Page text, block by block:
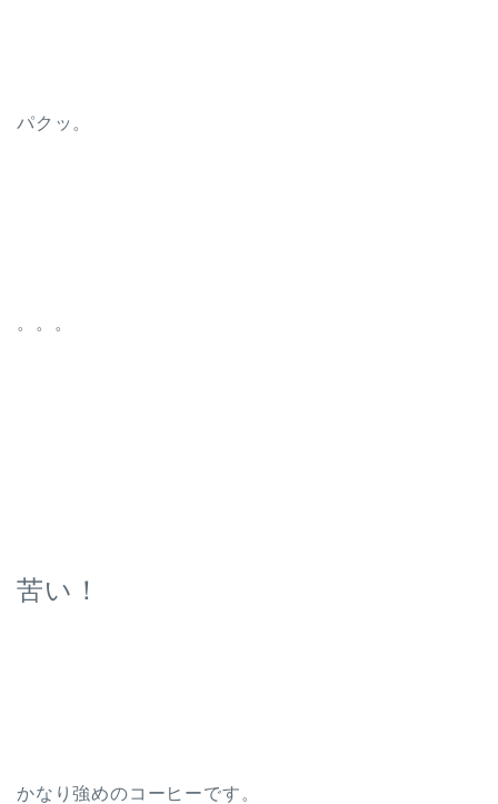
パクッ。
。。。
苦い！
かなり強めのコーヒーです。